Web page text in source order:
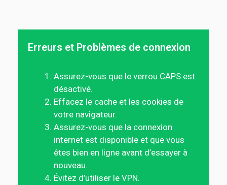
Erreurs et Problèmes de connexion
Assurez-vous que le verrou CAPS est
désactivé.
Effacez le cache et les cookies de
votre navigateur.
Assurez-vous que la connexion
internet est disponible et que vous
êtes bien en ligne avant d’essayer à
nouveau.
Évitez d’utiliser le VPN.